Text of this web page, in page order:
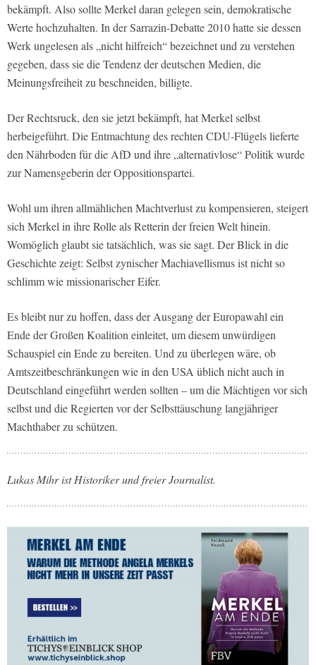
bekämpft. Also sollte Merkel daran gelegen sein, demokratische
Werte hochzuhalten. In der Sarrazin-Debatte 2010 hatte sie dessen
Werk ungelesen als „nicht hilfreich“ bezeichnet und zu verstehen
gegeben, dass sie die Tendenz der deutschen Medien, die
Meinungsfreiheit zu beschneiden, billigte.
Der Rechtsruck, den sie jetzt bekämpft, hat Merkel selbst
herbeigeführt. Die Entmachtung des rechten CDU-Flügels lieferte
den Nährboden für die AfD und ihre „alternativlose“ Politik wurde
zur Namensgeberin der Oppositionspartei.
Wohl um ihren allmählichen Machtverlust zu kompensieren, steigert
sich Merkel in ihre Rolle als Retterin der freien Welt hinein.
Womöglich glaubt sie tatsächlich, was sie sagt. Der Blick in die
Geschichte zeigt: Selbst zynischer Machiavellismus ist nicht so
schlimm wie missionarischer Eifer.
Es bleibt nur zu hoffen, dass der Ausgang der Europawahl ein
Ende der Großen Koalition einleitet, um diesem unwürdigen
Schauspiel ein Ende zu bereiten. Und zu überlegen wäre, ob
Amtszeitbeschränkungen wie in den USA üblich nicht auch in
Deutschland eingeführt werden sollten – um die Mächtigen vor sich
selbst und die Regierten vor der Selbsttäuschung langjähriger
Machthaber zu schützen.
Lukas Mihr ist Historiker und freier Journalist.